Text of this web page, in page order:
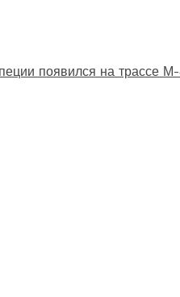
появился на трассе